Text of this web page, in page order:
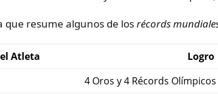
que resume algunos de losrécords
Atleta
Logro
4 Oros y 4 Récords Olímpicos